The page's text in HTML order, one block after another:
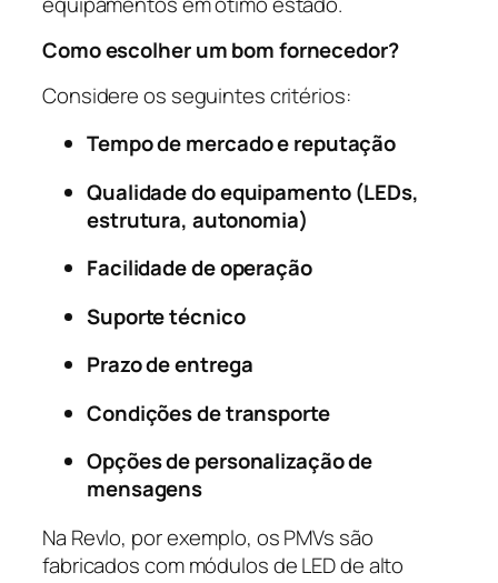
Como escolher um bom fornecedor?
Considere os seguintes critérios:
Tempo de mercado e reputação
Qualidade do equipamento (LEDs,
estrutura, autonomia)
Facilidade de operação
Suporte técnico
Prazo de entrega
Condições de transporte
Opções de personalização de
mensagens
Na Revlo, por exemplo, os PMVs são
fabricados com módulos de LED de alto